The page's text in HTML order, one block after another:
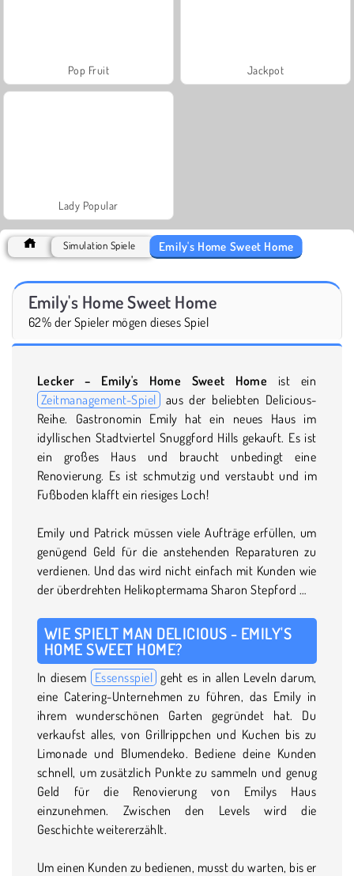
Pop Fruit Jackpot
Lady Popular
Simulation Spiele Emily's Home Sweet Home
Emily's Home Sweet Home
62% der Spieler mögen dieses Spiel
Lecker – Emily's Home Sweet Home ist ein
Zeitmanagement-Spiel aus der beliebten Delicious-
Reihe. Gastronomin Emily hat ein neues Haus im
idyllischen Stadtviertel Snuggford Hills gekauft. Es ist
ein großes Haus und braucht unbedingt eine
Renovierung. Es ist schmutzig und verstaubt und im
Fußboden klafft ein riesiges Loch!
Emily und Patrick müssen viele Aufträge erfüllen, um
genügend Geld für die anstehenden Reparaturen zu
verdienen. Und das wird nicht einfach mit Kunden wie
der überdrehten Helikoptermama Sharon Stepford …
WIE SPIELT MAN DELICIOUS - EMILY'S
HOME SWEET HOME?
In diesem Essensspiel geht es in allen Leveln darum,
eine Catering-Unternehmen zu führen, das Emily in
ihrem wunderschönen Garten gegründet hat. Du
verkaufst alles, von Grillrippchen und Kuchen bis zu
Limonade und Blumendeko. Bediene deine Kunden
schnell, um zusätzlich Punkte zu sammeln und genug
Geld für die Renovierung von Emilys Haus
einzunehmen. Zwischen den Levels wird die
Geschichte weitererzählt.
Um einen Kunden zu bedienen, musst du warten, bis er